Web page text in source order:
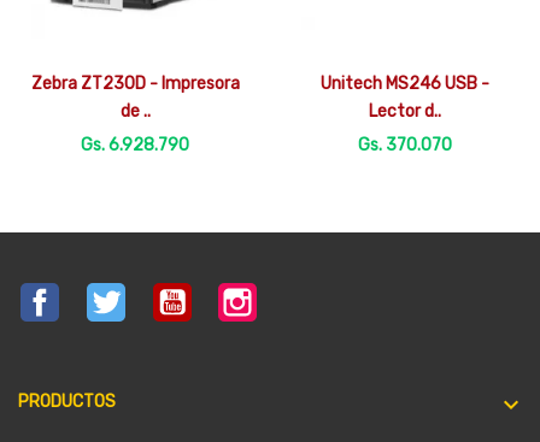
Vista rápida
Zebra ZT230D - Impresora
de ..
Gs. 6.928.790
Vista rápida
Unitech MS246 USB -
Lector d..
Gs. 370.070
FacebookTwitter YouTube
PRODUCTOS 